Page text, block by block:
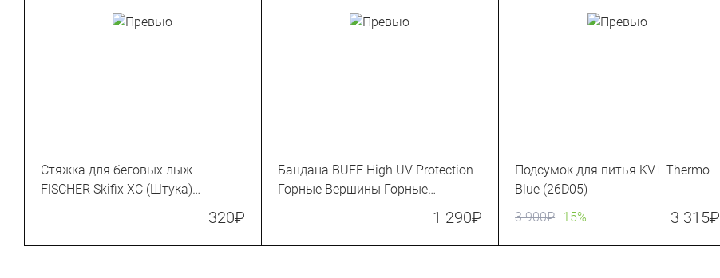
Стяжка для беговых лыж
FISCHER Skifix XC (Штука)
320₽
Бандана BUFF High UV Protection
Горные Вершины Горные
вершины (123808.555.10.00)1 290₽
Подсумок для питья KV+ Thermo
Blue (26D05)
3 900₽–15% 3 315₽